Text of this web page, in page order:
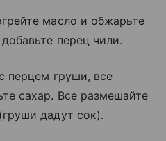
масло и обжарьте
перец чили.
перцем груши, все
сахар. Все размешайте
дадут сок).